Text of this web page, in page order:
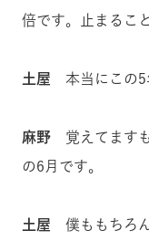
倍です。止まるこ
土屋 本当にこの5
麻野 覚えてます
の6月です。
土屋 僕ももちろ